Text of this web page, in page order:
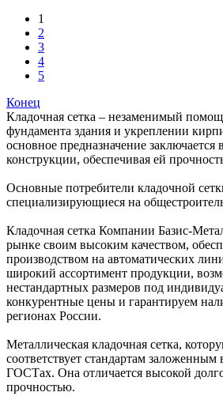
1
2
3
4
5
Конец
Кладочная сетка – незаменимый
фундамента здания и укреплении
основное предназначение заключается
конструкции, обеспечивая ей
Основные потребители кладочной
специализирующиеся на
Кладочная сетка Компании Базис-
рынке своим высоким качеством,
производством на автоматических
широкий ассортимент продукции,
нестандартных размеров под
конкурентные цены и гарантируем
регионах России.
Металлическая кладочная сетка,
соответствует стандартам заложенным
ГОСТах. Она отличается высокой
прочностью.